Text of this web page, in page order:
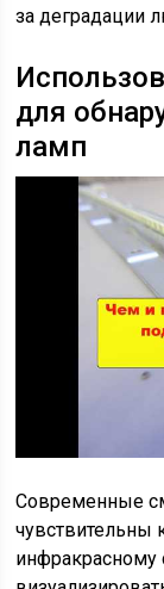
за деградации
для
ламп
Современные
чувствительны
инфракрасному